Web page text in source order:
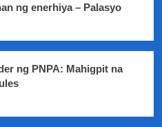
ng enerhiya – Palasyo
ng PNPA: Mahigpit na